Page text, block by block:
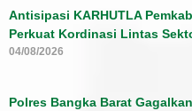
Antisipasi KARHUTLA
Perkuat Kordinasi Lintas
04/08/2026
Polres Bangka Barat Gagalkan